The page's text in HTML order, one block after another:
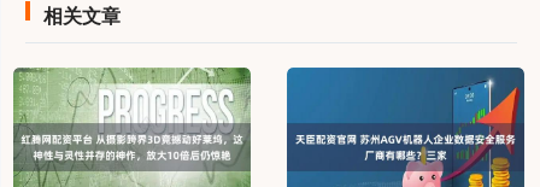
相关文章